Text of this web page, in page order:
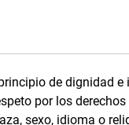
de dignidad
por los
sexo, idioma o